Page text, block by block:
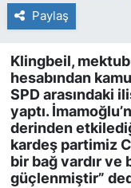
Paylaş
Klingbeil,
hesabından
SPD arasındaki
yaptı.
derinden
kardeş partimiz
bir bağ vardır ve
güçlenmiştir”